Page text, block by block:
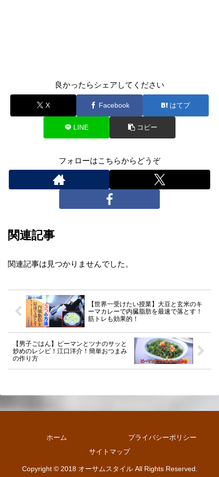
良かったらシェアしてください
X Facebook はてブ
LINE コピー
フォローはこちらからどうぞ
関連記事
関連記事は見つかりませんでした。
【世界一受けたい授業】大豆と玄米のキ
ーマカレーで内臓脂肪を最速で落とす！
筋トレも効果的！
【男子ごはん】ピーマンとツナのサッと
炒めのレシピ！江口洋介！簡単おつまみ
の作り方
ホーム
プライバシーポリシー
サイトマップ
Copyright © 2018 オーサムスタイル All Rights Reserved.